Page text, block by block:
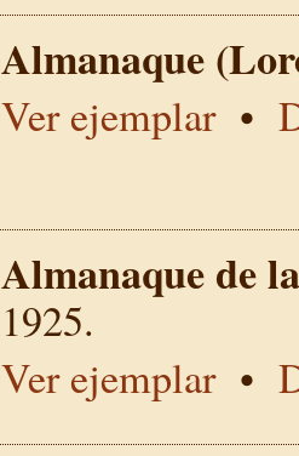
Almanaque
Ver ejemplar•
Almanaque de
1925.
Ver ejemplar•